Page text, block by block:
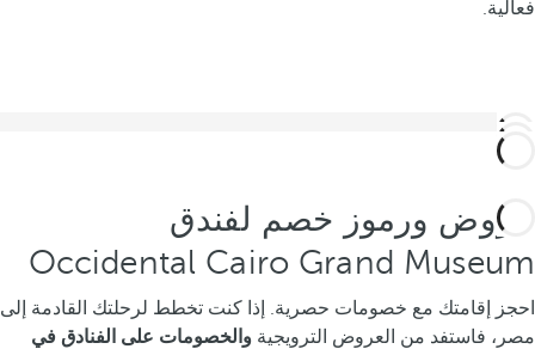
فعالية.
عروض ورموز خصم لفندق
Occidental Cairo Grand Museum
احجز إقامتك مع خصومات حصرية. إذا كنت تخطط لرحلتك القادمة إلى
مصر، فاستفد من العروض الترويجية والخصومات على الفنادق في